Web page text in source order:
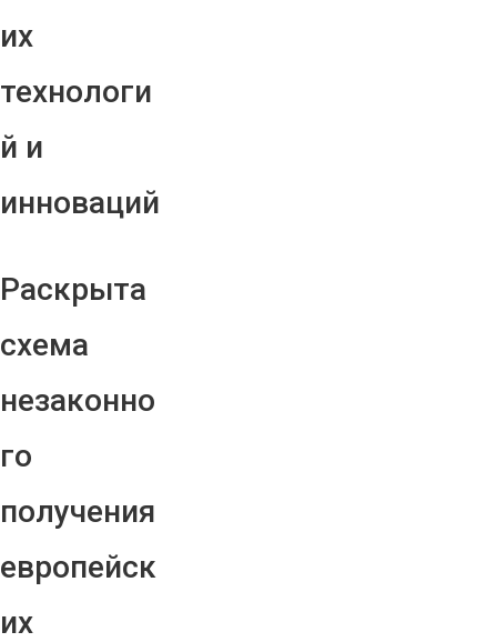
их
технологи
й и
инноваций
Раскрыта
схема
незаконно
го
получения
европейск
их